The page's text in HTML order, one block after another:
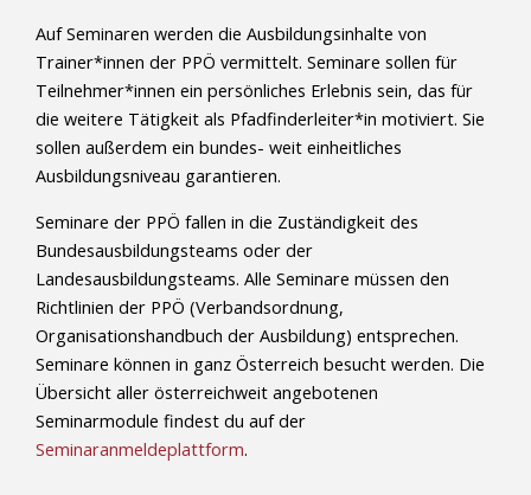
Auf Seminaren werden die Ausbildungsinhalte von
Trainer*innen der PPÖ vermittelt. Seminare sollen für
Teilnehmer*innen ein persönliches Erlebnis sein, das für
die weitere Tätigkeit als Pfadfinderleiter*in motiviert. Sie
sollen außerdem ein bundes- weit einheitliches
Ausbildungsniveau garantieren.
Seminare der PPÖ fallen in die Zuständigkeit des
Bundesausbildungsteams oder der
Landesausbildungsteams. Alle Seminare müssen den
Richtlinien der PPÖ (Verbandsordnung,
Organisationshandbuch der Ausbildung) entsprechen.
Seminare können in ganz Österreich besucht werden. Die
Übersicht aller österreichweit angebotenen
Seminarmodule findest du auf der
Seminaranmeldeplattform.